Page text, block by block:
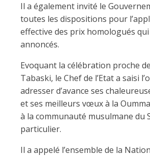
Il a également invité le
toutes les dispositions pour
effective des prix homologués
annoncés.
Evoquant la célébration proche
Tabaski, le Chef de l’Etat a saisi
adresser d’avance ses
et ses meilleurs vœux à la
à la communauté musulmane du
particulier.
Il a appelé l’ensemble de la